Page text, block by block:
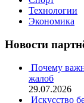
Технологии
Экономика
Новости
Почему
жалоб
29.07.2026
Искусство